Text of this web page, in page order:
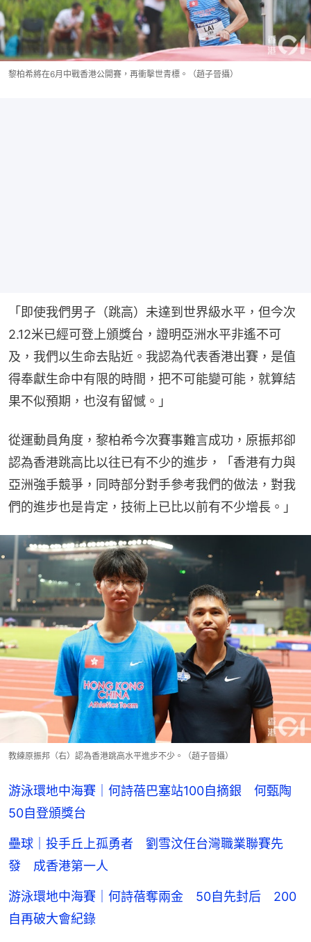
黎柏希將在6月中戰香港公開賽，再衝擊世青標。（趙子晉攝）
「即使我們男子（跳高）未達到世界級水平，但今次
2.12米已經可登上頒獎台，證明亞洲水平非遙不可
及，我們以生命去貼近。我認為代表香港出賽，是值
得奉獻生命中有限的時間，把不可能變可能，就算結
果不似預期，也沒有留憾。」
從運動員角度，黎柏希今次賽事難言成功，原振邦卻
認為香港跳高比以往已有不少的進步，「香港有力與
亞洲強手競爭，同時部分對手參考我們的做法，對我
們的進步也是肯定，技術上已比以前有不少增長。」
教練原振邦（右）認為香港跳高水平進步不少。（趙子晉攝）
游泳環地中海賽｜何詩蓓巴塞站100自摘銀 何甄陶
50自登頒獎台
壘球｜投手丘上孤勇者 劉雪汶任台灣職業聯賽先
發 成香港第一人
游泳環地中海賽｜何詩蓓奪兩金 50自先封后 200
自再破大會紀錄